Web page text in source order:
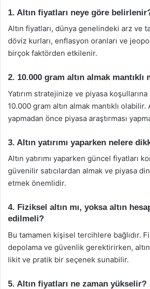
1. Altın fiyatları neye göre
Altın fiyatları, dünya genelindeki arz ve
döviz kurları, enflasyon oranları ve
birçok faktörden etkilenir.
2. 10.000 gram altın almak mantıklı
Yatırım stratejinize ve piyasa koşullarına
10.000 gram altın almak mantıklı olabilir.
yapmadan önce piyasa araştırması
3. Altın yatırımı yaparken nelere
Altın yatırımı yaparken güncel fiyatları
güvenilir satıcılardan almak ve piyasa
etmek önemlidir.
4. Fiziksel altın mı, yoksa altın
edilmeli?
Bu tamamen kişisel tercihlere bağlıdır.
depolama ve güvenlik gerektirirken,
likit ve pratik bir seçenek sunabilir.
5. Altın fiyatları ne zaman yükselir?